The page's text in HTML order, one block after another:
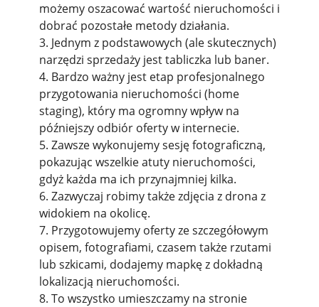
możemy oszacować wartość nieruchomości i
dobrać pozostałe metody działania.
3. Jednym z podstawowych (ale skutecznych)
narzędzi sprzedaży jest tabliczka lub baner.
4. Bardzo ważny jest etap profesjonalnego
przygotowania nieruchomości (home
staging), który ma ogromny wpływ na
późniejszy odbiór oferty w internecie.
5. Zawsze wykonujemy sesję fotograficzną,
pokazując wszelkie atuty nieruchomości,
gdyż każda ma ich przynajmniej kilka.
6. Zazwyczaj robimy także zdjęcia z drona z
widokiem na okolicę.
7. Przygotowujemy oferty ze szczegółowym
opisem, fotografiami, czasem także rzutami
lub szkicami, dodajemy mapkę z dokładną
lokalizacją nieruchomości.
8. To wszystko umieszczamy na stronie